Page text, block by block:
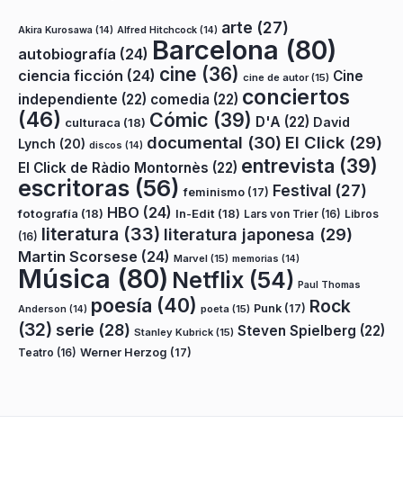
Akira Kurosawa (14) Alfred Hitchcock (14) arte (27)
autobiografía (24) Barcelona (80)
ciencia ficción (24) cine (36) cine de autor(15) Cine
independiente (22) comedia (22) conciertos
(46) culturaca (18) Cómic (39) D'A (22) David
Lynch (20) discos (14) documental (30) El Click (29)
El Click de Ràdio Montornès (22) entrevista (39)
escritoras (56) feminismo (17) Festival (27)
fotografía (18) HBO (24) In-Edit (18) Lars von Trier (16) Libros
(16) literatura (33) literatura japonesa (29)
Martin Scorsese (24) Marvel (15) memorias (14)
Música (80) Netflix (54) Paul Thomas
Anderson (14) poesía (40) poeta (15) Punk (17) Rock
(32) serie (28) Stanley Kubrick (15) Steven Spielberg (22)
Teatro (16) Werner Herzog (17)